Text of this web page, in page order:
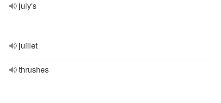
july's
juillet
thrushes